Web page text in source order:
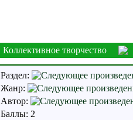
Коллективное творчество
Раздел:
Жанр:
Автор:
Баллы: 2